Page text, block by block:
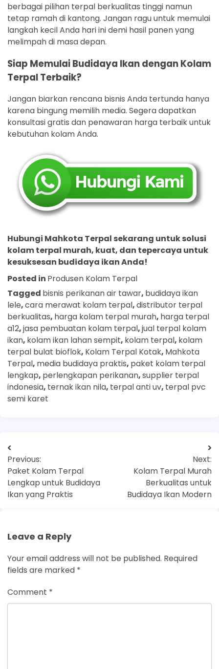
berbagai pilihan terpal berkualitas tinggi namun
tetap ramah di kantong. Jangan ragu untuk memulai
langkah kecil Anda hari ini demi hasil panen yang
melimpah di masa depan.
Siap Memulai Budidaya Ikan dengan Kolam
Terpal Terbaik?
Jangan biarkan rencana bisnis Anda tertunda hanya
karena bingung memilih media. Segera dapatkan
konsultasi gratis dan penawaran harga terbaik untuk
kebutuhan kolam Anda.
Hubungi Mahkota Terpal sekarang untuk solusi
kolam terpal murah, kuat, dan tepercaya untuk
kesuksesan budidaya ikan Anda!
Posted in Produsen Kolam Terpal
Tagged bisnis perikanan air tawar, budidaya ikan
lele,cara merawat kolam terpal,distributor terpal
berkualitas, harga kolam terpal murah, harga terpal
a12,jasa pembuatan kolam terpal,jual terpal kolam
ikan, kolam ikan lahan sempit, kolam terpal, kolam
terpal bulat bioflok, Kolam Terpal Kotak, Mahkota
Terpal, media budidaya praktis, paket kolam terpal
lengkap, perlengkapan perikanan,supplier terpal
indonesia, ternak ikan nila, terpal anti uv, terpal pvc
semi karet
Previous:
Paket Kolam Terpal
Lengkap untuk Budidaya
Ikan yang Praktis
Next:
Kolam Terpal Murah
Berkualitas untuk
Budidaya Ikan Modern
Leave a Reply
Your email address will not be published. Required
fields are marked *
Comment *